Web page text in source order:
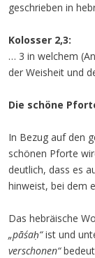
geschrieben in
Kolosser 2,3:
… 3 in welchem
der Weisheit und
Die schöne
In Bezug auf den
schönen Pforte
deutlich, dass es
hinweist, bei dem
Das hebräische
„pāśaḥ“ist und
verschonen“